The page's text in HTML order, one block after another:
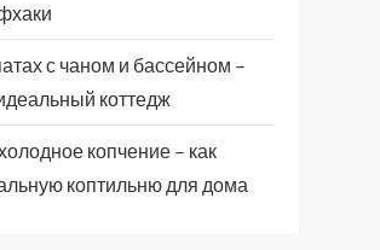
с чаном и бассейном –
коттедж
копчение – как
коптильню для дома